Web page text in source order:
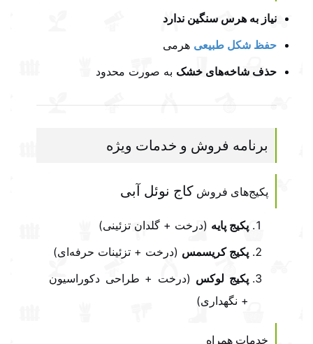
نیاز به هرس سنگین ندارد
حفظ شکل طبیعی هرمی
حذف شاخه‌های خشک به صورت محدود
برنامه فروش و خدمات ویژه
پکیج‌های فروش کاج نوئل آبی
پکیج پایه (درخت + گلدان تزئینی)
پکیج کریسمس (درخت + تزئینات حرفه‌ای)
پکیج لوکس (درخت + طراحی دکوراسیون
+ نگهداری)
خدمات همراه